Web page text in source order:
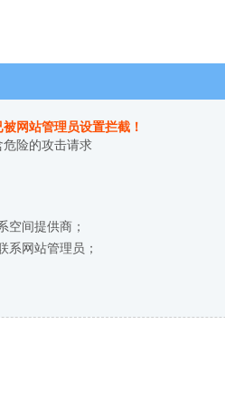
网站管理员设置拦截！
险的攻击请求
空间提供商；
系网站管理员；